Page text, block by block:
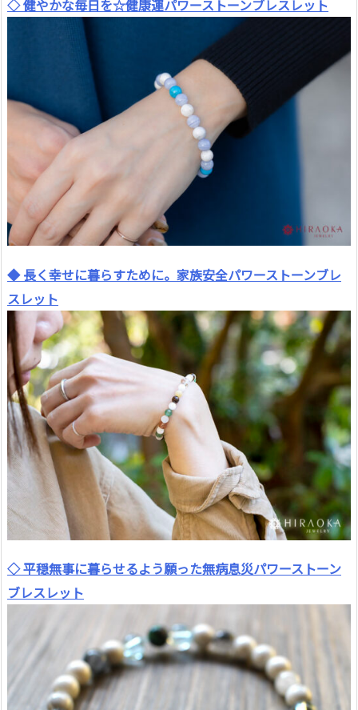
◇ 健やかな毎日を☆健康運パワーストーンブレスレット
◆ 長く幸せに暮らすために。家族安全パワーストーンブレ
スレット
◇ 平穏無事に暮らせるよう願った無病息災パワーストーン
ブレスレット